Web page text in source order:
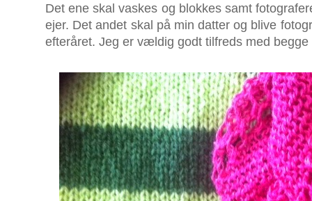
Det ene skal vaskes og blokkes samt
ejer. Det andet skal på min datter og blive
efteråret. Jeg er vældig godt tilfreds med begge